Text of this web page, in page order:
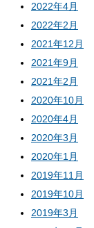
2022年4月
2022年2月
2021年12月
2021年9月
2021年2月
2020年10月
2020年4月
2020年3月
2020年1月
2019年11月
2019年10月
2019年3月